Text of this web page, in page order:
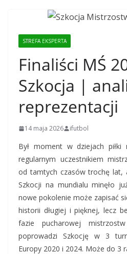
STREFA EKSPERTA
Finaliści MŚ
Szkocja |
reprezentacji
14 maja 2026 ifutbol
Był moment w dziejach piłki
regularnym uczestnikiem
od tamtych czasów trochę lat,
Szkocji na mundialu minęło
nowe pokolenie może zapisać
historii długiej i pięknej, lecz
fazie pucharowej
poprowadzi Szkocję w 3
Europy 2020 i 2024. Może do 3